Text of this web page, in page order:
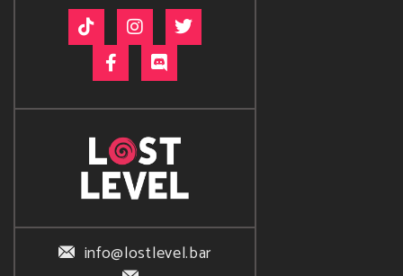
info@lostlevel.bar